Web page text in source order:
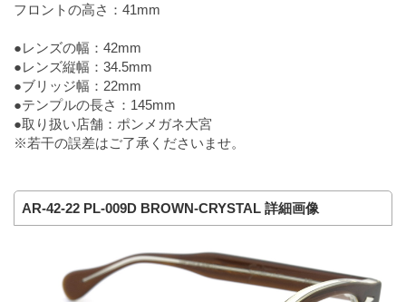
フロントの高さ：41mm
●レンズの幅：42mm
●レンズ縦幅：34.5mm
●ブリッジ幅：22mm
●テンプルの長さ：145mm
●取り扱い店舗：ポンメガネ大宮
※若干の誤差はご了承くださいませ。
AR-42-22 PL-009D BROWN-CRYSTAL 詳細画像